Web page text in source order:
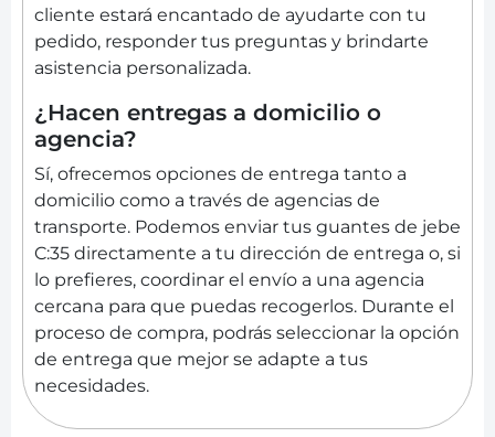
cliente estará encantado de ayudarte con tu
pedido, responder tus preguntas y brindarte
asistencia personalizada.
¿Hacen entregas a domicilio o
agencia?
Sí, ofrecemos opciones de entrega tanto a
domicilio como a través de agencias de
transporte. Podemos enviar tus guantes de jebe
C:35 directamente a tu dirección de entrega o, si
lo prefieres, coordinar el envío a una agencia
cercana para que puedas recogerlos. Durante el
proceso de compra, podrás seleccionar la opción
de entrega que mejor se adapte a tus
necesidades.